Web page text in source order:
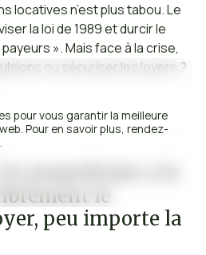
pour vous garantir la meilleure
Pour en savoir plus, rendez-
locatives n’est plus tabou. Le
la loi de 1989 et durcir le
». Mais face à la crise,
ou sécuriser les loyers ?
propriétaire a le
le
peu importe la